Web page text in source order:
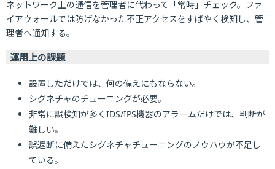
ネットワーク上の通信を管理者に代わって「常時」チェック。ファ
イアウォールでは防げなかった不正アクセスをすばやく検知し、管
理者へ通知する。
運用上の課題
設置しただけでは、何の備えにもならない。
シグネチャのチューニングが必要。
非常に誤検知が多くIDS/IPS機器のアラームだけでは、判断が
難しい。
誤遮断に備えたシグネチャチューニングのノウハウが不足し
ている。